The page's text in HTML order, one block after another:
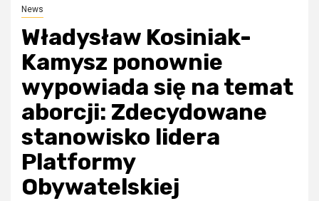
News
Władysław Kosiniak-
Kamysz ponownie
wypowiada się na temat
aborcji: Zdecydowane
stanowisko lidera
Platformy
Obywatelskiej